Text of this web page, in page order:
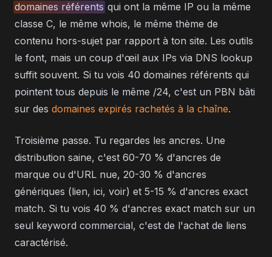
domaines référents qui ont la même IP ou la même
classe C, le même whois, le même thème de
contenu hors-sujet par rapport à ton site. Les outils
le font, mais un coup d'œil aux IPs via DNS lookup
suffit souvent. Si tu vois 40 domaines référents qui
pointent tous depuis le même /24, c'est un PBN bâti
sur des domaines expirés rachetés à la chaîne.
Troisième passe. Tu regardes les ancres. Une
distribution saine, c'est 60-70 % d'ancres de
marque ou d'URL nue, 20-30 % d'ancres
génériques (lien, ici, voir) et 5-15 % d'ancres exact
match. Si tu vois 40 % d'ancres exact match sur un
seul keyword commercial, c'est de l'achat de liens
caractérisé.